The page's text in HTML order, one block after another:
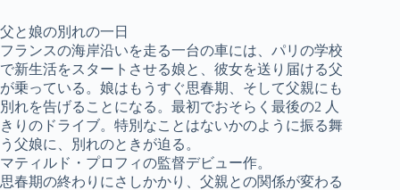
父と娘の別れの一日
フランスの海岸沿いを走る一台の車には、パリの学校
で新生活をスタートさせる娘と、彼女を送り届ける父
が乗っている。娘はもうすぐ思春期、そして父親にも
別れを告げることになる。最初でおそらく最後の2 人
きりのドライブ。特別なことはないかのように振る舞
う父娘に、別れのときが迫る。
マティルド・プロフィの監督デビュー作。
思春期の終わりにさしかかり、父親との関係が変わる